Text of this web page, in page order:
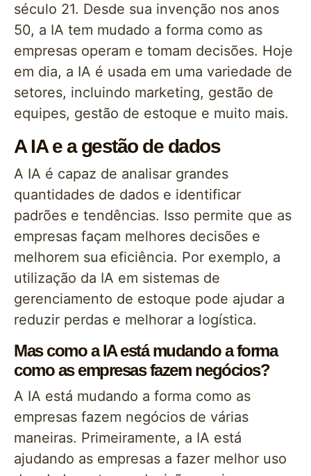
século 21. Desde sua invenção nos anos
50, a IA tem mudado a forma como as
empresas operam e tomam decisões. Hoje
em dia, a IA é usada em uma variedade de
setores, incluindo marketing, gestão de
equipes, gestão de estoque e muito mais.
A IA e a gestão de dados
A IA é capaz de analisar grandes
quantidades de dados e identificar
padrões e tendências. Isso permite que as
empresas façam melhores decisões e
melhorem sua eficiência. Por exemplo, a
utilização da IA em sistemas de
gerenciamento de estoque pode ajudar a
reduzir perdas e melhorar a logística.
Mas como a IA está mudando a forma
como as empresas fazem negócios?
A IA está mudando a forma como as
empresas fazem negócios de várias
maneiras. Primeiramente, a IA está
ajudando as empresas a fazer melhor uso